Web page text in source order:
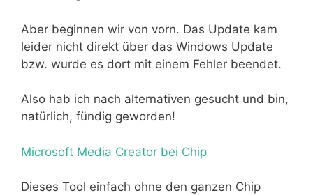
Aber beginnen wir von vorn. Das Update kam
leider nicht direkt über das Windows Update
bzw. wurde es dort mit einem Fehler beendet.
Also hab ich nach alternativen gesucht und bin,
natürlich, fündig geworden!
Microsoft Media Creator bei Chip
Dieses Tool einfach ohne den ganzen Chip